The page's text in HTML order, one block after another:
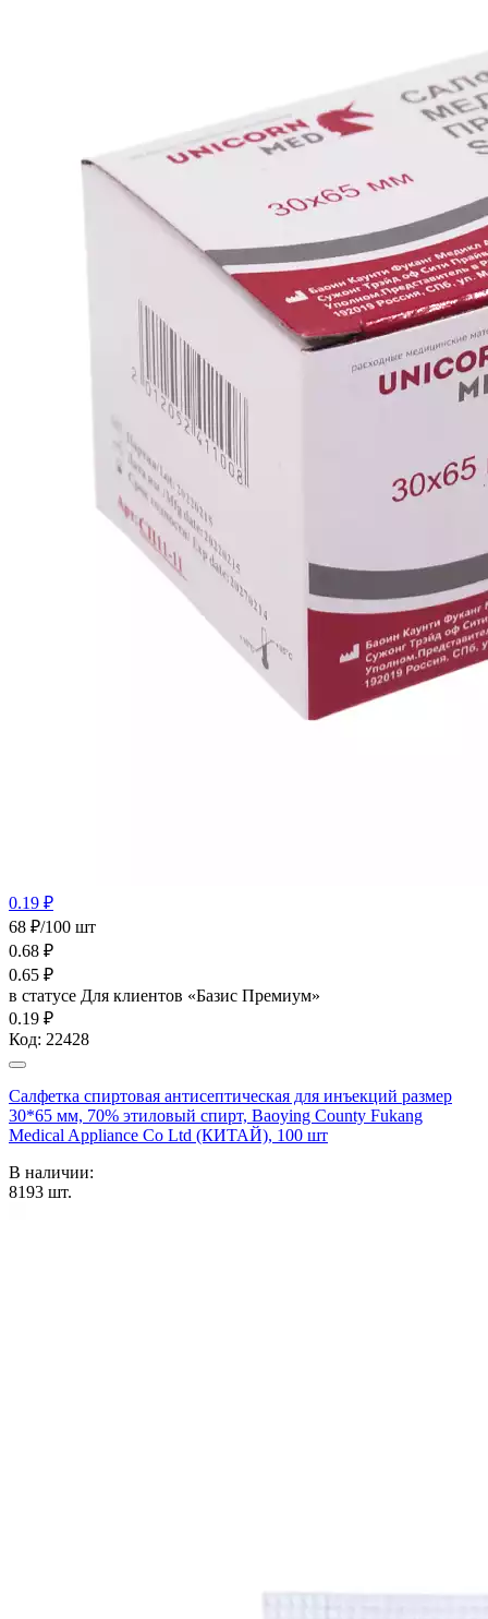
0.19 ₽
68 ₽/100 шт
0.68 ₽
0.65 ₽
в статусе Для клиентов «Базис Премиум»
0.19 ₽
Код: 22428
Салфетка спиртовая антисептическая для инъекций размер
30*65 мм, 70% этиловый спирт, Baoying County Fukang
Medical Appliance Co Ltd (КИТАЙ), 100 шт
В наличии:
8193 шт.